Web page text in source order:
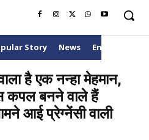
Story News
है एक नन्हा मेहमान,
कपल बनने वाले हैं
आई प्रेग्नेंसी वाली